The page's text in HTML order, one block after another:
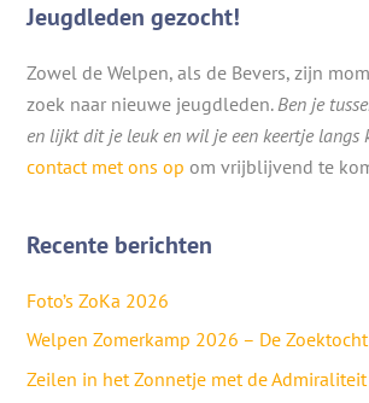
Jeugdleden gezocht!
Zowel de Welpen, als de Bevers, zijn
zoek naar nieuwe jeugdleden.Ben je
en lijkt dit je leuk en wil je een keertje langs
contact met ons op om vrijblijvend te
Recente berichten
Foto’s ZoKa 2026
Welpen Zomerkamp 2026 – De
Zeilen in het Zonnetje met de